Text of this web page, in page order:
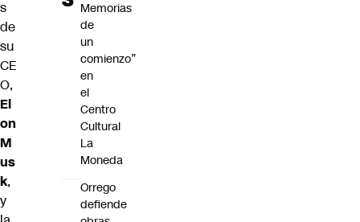
s
de
su
CE
O,
El
on
M
us
k,
y
Memorias
de
un
comienzo”
en
el
Centro
Cultural
La
Moneda
Orrego
defiende